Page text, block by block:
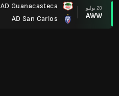
20 يوليو
AWW
AD Guanacasteca
AD San Carlos